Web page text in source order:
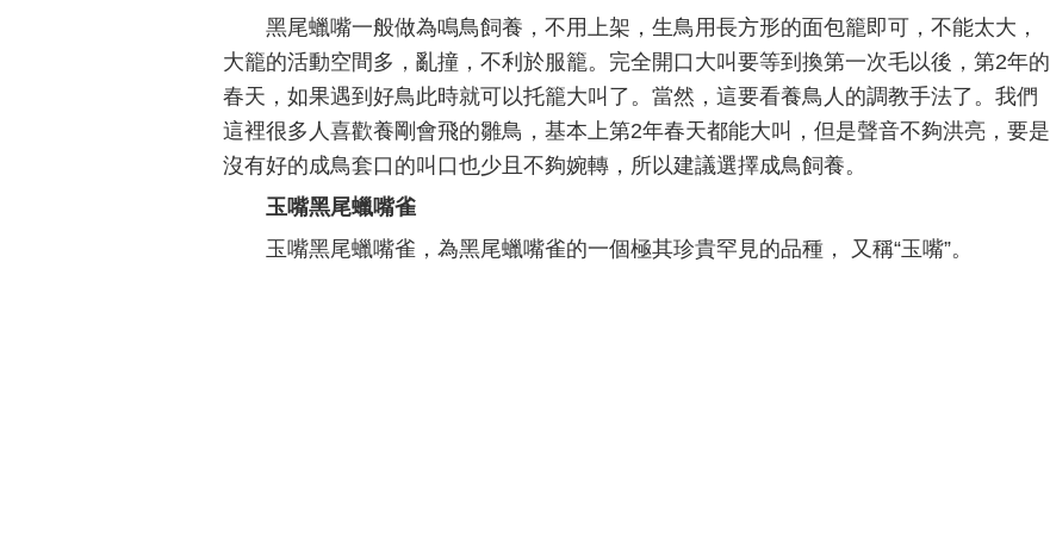
黑尾蠟嘴一般做為鳴鳥飼養，不用上架，生鳥用長方形的面包籠即可，不能太大，
大籠的活動空間多，亂撞，不利於服籠。完全開口大叫要等到換第一次毛以後，第2年的
春天，如果遇到好鳥此時就可以托籠大叫了。當然，這要看養鳥人的調教手法了。我們
這裡很多人喜歡養剛會飛的雛鳥，基本上第2年春天都能大叫，但是聲音不夠洪亮，要是
沒有好的成鳥套口的叫口也少且不夠婉轉，所以建議選擇成鳥飼養。
玉嘴黑尾蠟嘴雀
玉嘴黑尾蠟嘴雀，為黑尾蠟嘴雀的一個極其珍貴罕見的品種， 又稱“玉嘴”。